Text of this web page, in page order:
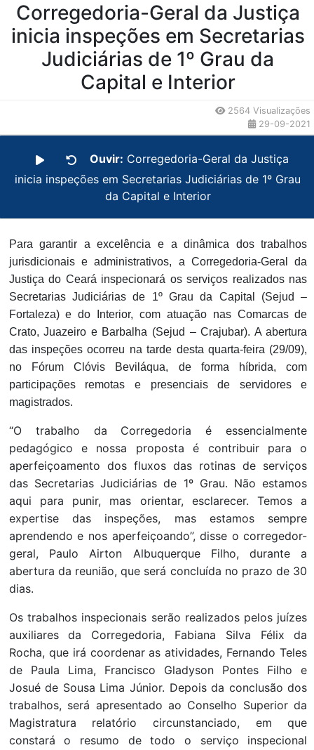
Corregedoria-Geral da Justiça
inicia inspeções em Secretarias
Judiciárias de 1º Grau da
Capital e Interior
2564 Visualizações
29-09-2021
Ouvir: Corregedoria-Geral da Justiça
inicia inspeções em Secretarias Judiciárias de 1º Grau
da Capital e Interior
Para garantir a excelência e a dinâmica dos trabalhos
jurisdicionais e administrativos, a Corregedoria-Geral da
Justiça do Ceará inspecionará os serviços realizados nas
Secretarias Judiciárias de 1º Grau da Capital (Sejud –
Fortaleza) e do Interior, com atuação nas Comarcas de
Crato, Juazeiro e Barbalha (Sejud – Crajubar). A abertura
das inspeções ocorreu na tarde desta quarta-feira (29/09),
no Fórum Clóvis Beviláqua, de forma híbrida, com
participações remotas e presenciais de servidores e
magistrados.
“O trabalho da Corregedoria é essencialmente
pedagógico e nossa proposta é contribuir para o
aperfeiçoamento dos fluxos das rotinas de serviços
das Secretarias Judiciárias de 1º Grau. Não estamos
aqui para punir, mas orientar, esclarecer. Temos a
expertise das inspeções, mas estamos sempre
aprendendo e nos aperfeiçoando”, disse o corregedor-
geral, Paulo Airton Albuquerque Filho, durante a
abertura da reunião, que será concluída no prazo de 30
dias.
Os trabalhos inspecionais serão realizados pelos juízes
auxiliares da Corregedoria, Fabiana Silva Félix da
Rocha, que irá coordenar as atividades, Fernando Teles
de Paula Lima, Francisco Gladyson Pontes Filho e
Josué de Sousa Lima Júnior. Depois da conclusão dos
trabalhos, será apresentado ao Conselho Superior da
Magistratura relatório circunstanciado, em que
constará o resumo de todo o serviço inspecional